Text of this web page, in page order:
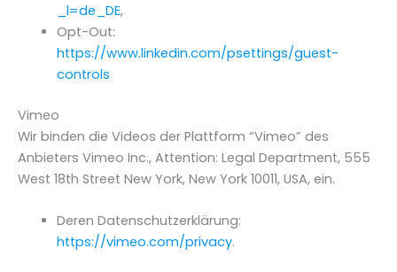
_l=de_DE,
Opt-Out:
https://www.linkedin.com/psettings/guest-
controls
Vimeo
Wir binden die Videos der Plattform “Vimeo” des
Anbieters Vimeo Inc., Attention: Legal Department, 555
West 18th Street New York, New York 10011, USA, ein.
Deren Datenschutzerklärung:
https://vimeo.com/privacy.